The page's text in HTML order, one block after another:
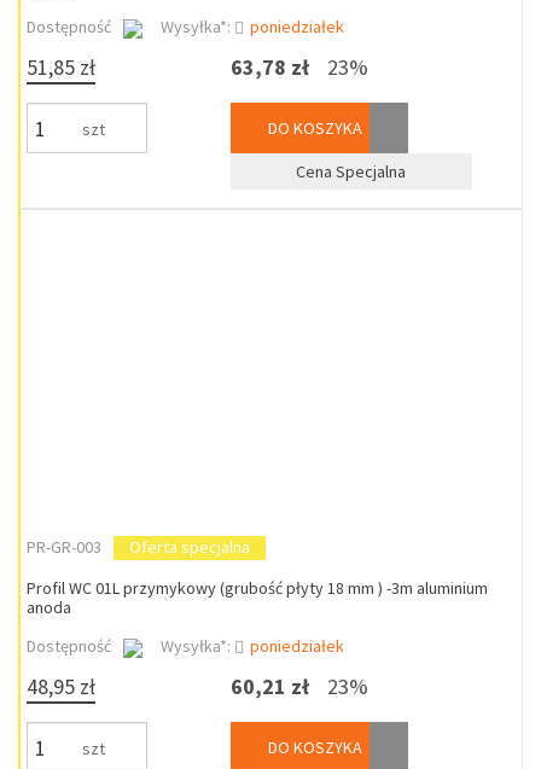
Dostępność
Wysyłka*: poniedziałek
51,85 zł
szt
63,78 zł 23%
DO KOSZYKA
Cena Specjalna
PR-GR-003
Oferta specjalna
Profil WC 01L przymykowy (grubość płyty 18 mm ) -3m aluminium
anoda
Dostępność
Wysyłka*: poniedziałek
48,95 zł
szt
60,21 zł 23%
DO KOSZYKA